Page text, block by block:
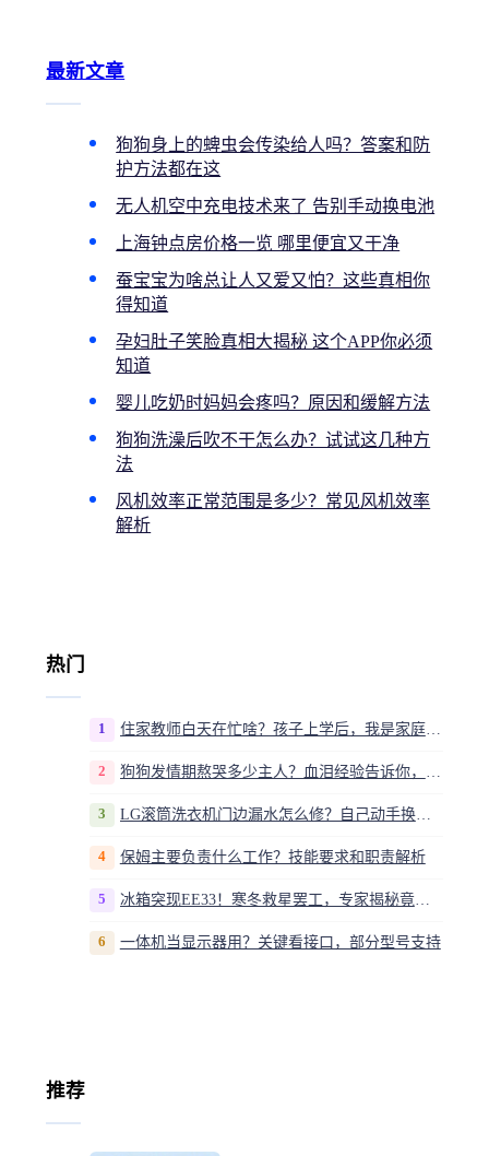
最新文章
狗狗身上的蜱虫会传染给人吗？答案和防
护方法都在这
无人机空中充电技术来了 告别手动换电池
上海钟点房价格一览 哪里便宜又干净
蚕宝宝为啥总让人又爱又怕？这些真相你
得知道
孕妇肚子笑脸真相大揭秘 这个APP你必须
知道
婴儿吃奶时妈妈会疼吗？原因和缓解方法
狗狗洗澡后吹不干怎么办？试试这几种方
法
风机效率正常范围是多少？常见风机效率
解析
热门
1 住家教师白天在忙啥？孩子上学后，我是家庭运营官
2
3 LG滚筒洗衣机门边漏水怎么修？自己动手换密封圈教程视频
4 保姆主要负责什么工作？技能要求和职责解析
5 冰箱突现EE33！寒冬救星罢工，专家揭秘竟是无解故障？
6 一体机当显示器用？关键看接口，部分型号支持
推荐